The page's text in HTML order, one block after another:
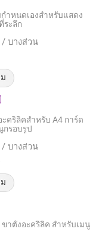
ำหนดเองสำหรับแสดง
ระลึก
/ บางส่วน
2026
ะคริลิคสำหรับ A4 การ์ด
กรอบรูป
/ บางส่วน
าก 2017
าตั้งอะคริลิค สำหรับเมนู